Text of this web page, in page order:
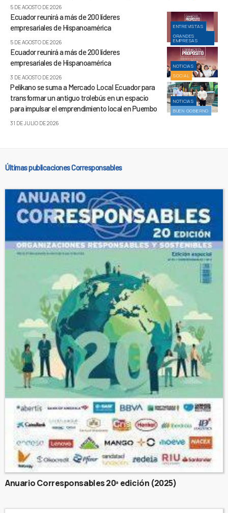
5 DE AGOSTO DE 2026
ENTREVISTAS
GRANDES
EMPRESAS
Ecuador reunirá a más de 200 líderes
empresariales de Hispanoamérica
5 DE AGOSTO DE 2026
NOTICIAS
SOCIAL
Ecuador reunirá a más de 200 líderes
empresariales de Hispanoamérica
3 DE AGOSTO DE 2026
NOTICIAS
BUEN GOBIERNO
Pelíkano se suma a Mercado Local Ecuador para
transformar un antiguo trolebús en un espacio
para impulsar el emprendimiento local en Puembo
31 DE JULIO DE 2026
Últimas publicaciones Corresponsables
Anuario Corresponsables 20ª edición (2025)